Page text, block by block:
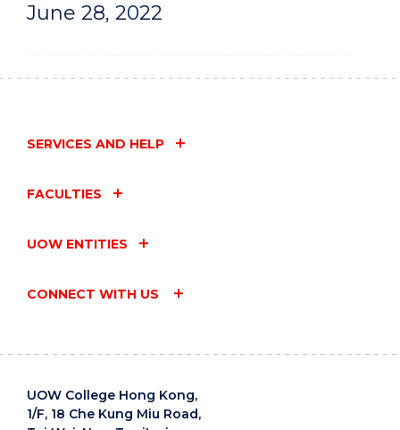
June 28, 2022
SERVICES AND HELP
FACULTIES
UOW ENTITIES
CONNECT WITH US
UOW College Hong Kong,
1/F, 18 Che Kung Miu Road,